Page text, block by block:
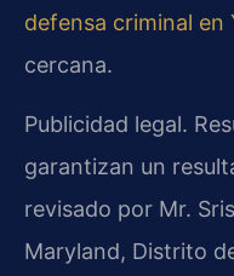
defensa criminal en
cercana.
Publicidad legal.
garantizan un
revisado por Mr.
Maryland, Distrito